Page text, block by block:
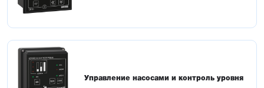
Управление насосами и контроль уровня